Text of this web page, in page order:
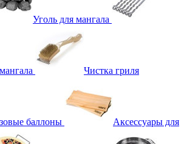
Уголь для мангала
Чистка гриля
баллоны Аксессуары для